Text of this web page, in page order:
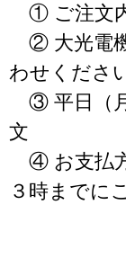
① ご注文
② 大光電
わせくださ
③ 平日（
文
④ お支払
３時までに